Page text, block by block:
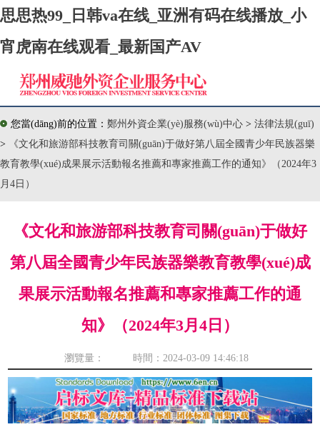
思思热99_日韩va在线_亚洲有码在线播放_小
宵虎南在线观看_最新国产AV
您當(dāng)前的位置： 鄭州外資企業(yè)服務(wù)中心 > 法律法規(guī)
>
《文化和旅游部科技教育司關(guān)于做好第八屆全國青少年民族器樂
教育教學(xué)成果展示活動報名推薦和專家推薦工作的通知》（2024年3
月4日）
《文化和旅游部科技教育司關(guān)于做好
第八屆全國青少年民族器樂教育教學(xué)成
果展示活動報名推薦和專家推薦工作的通
知》（2024年3月4日）
瀏覽量： 時間：2024-03-09 14:46:18